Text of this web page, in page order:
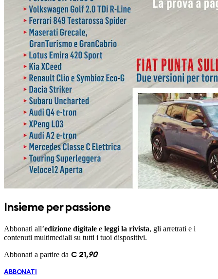
Insieme per passione
Abbonati all’edizione digitale e leggi la rivista, gli arretrati e i
contenuti multimediali su tutti i tuoi dispositivi.
Abbonati a partire da € 21 ,90
ABBONATI